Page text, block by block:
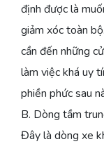
định được là
giảm xóc toàn
cần đến những
làm việc khá uy
phiền phức sau
B. Dòng tầm
Đây là dòng xe